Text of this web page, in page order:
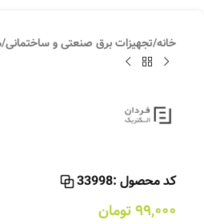
خانه/تجهیزات برق صنعتی و ساختمانی/
کد محصول :33998
۹۹,۰۰۰تومان